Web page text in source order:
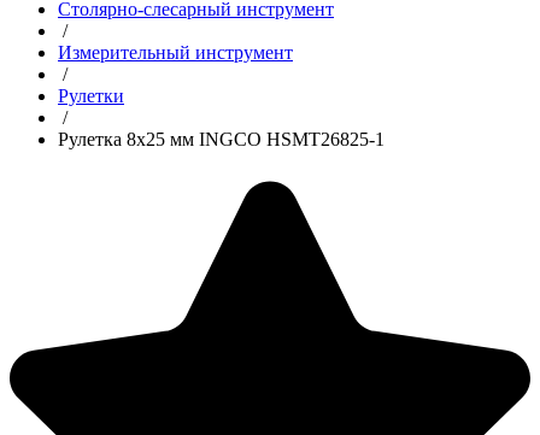
Столярно-слесарный инструмент
/
Измерительный инструмент
/
Рулетки
/
Рулетка 8х25 мм INGCO HSMT26825-1